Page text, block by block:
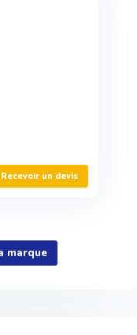
Recevoir un devis
marque